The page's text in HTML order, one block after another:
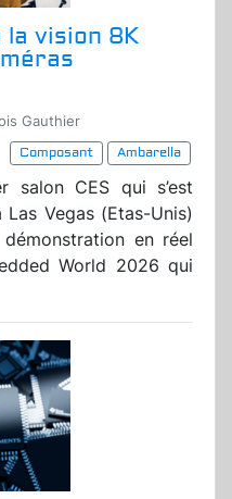
vision 8K
Gauthier
Composant
Ambarella
salon CES qui s’est
Vegas (Etas-Unis)
en réel
World 2026 qui